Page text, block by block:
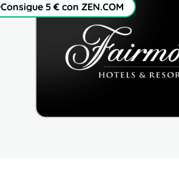
Consigue 5 € con ZEN.COM